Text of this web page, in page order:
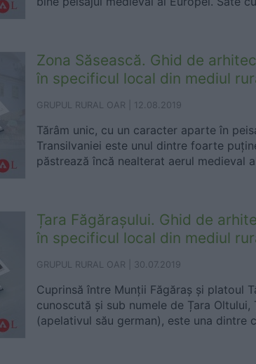
Zona Săsească. Ghid de
în specificul local din mediul
GRUPUL RURAL OAR | 12.08.2019
Tărâm unic, cu un caracter aparte în
Transilvaniei este unul dintre foarte
păstrează încă nealterat aerul medieval
Țara Făgărașului. Ghid de
în specificul local din mediul
GRUPUL RURAL OAR | 30.07.2019
Cuprinsă între Munții Făgăraș și platoul
cunoscută și sub numele de Țara
(apelativul său german), este una dintre